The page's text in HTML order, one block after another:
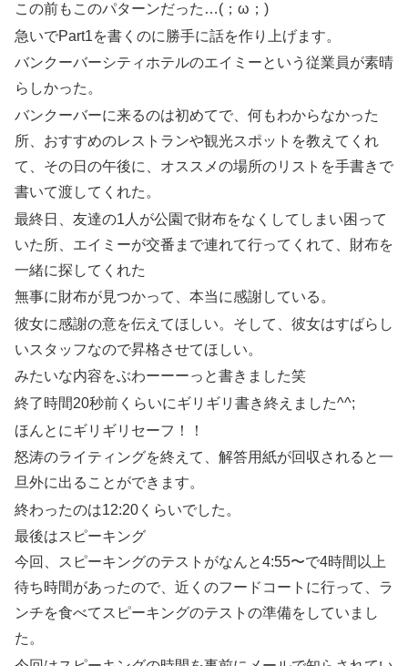
この前もこのパターンだった…(；ω；)
急いでPart1を書くのに勝手に話を作り上げます。
バンクーバーシティホテルのエイミーという従業員が素晴
らしかった。
バンクーバーに来るのは初めてで、何もわからなかった
所、おすすめのレストランや観光スポットを教えてくれ
て、その日の午後に、オススメの場所のリストを手書きで
書いて渡してくれた。
最終日、友達の1人が公園で財布をなくしてしまい困って
いた所、エイミーが交番まで連れて行ってくれて、財布を
一緒に探してくれた
無事に財布が見つかって、本当に感謝している。
彼女に感謝の意を伝えてほしい。そして、彼女はすばらし
いスタッフなので昇格させてほしい。
みたいな内容をぶわーーーっと書きました笑
終了時間20秒前くらいにギリギリ書き終えました^^;
ほんとにギリギリセーフ！！
怒涛のライティングを終えて、解答用紙が回収されると一
旦外に出ることができます。
終わったのは12:20くらいでした。
最後はスピーキング
今回、スピーキングのテストがなんと4:55〜で4時間以上
待ち時間があったので、近くのフードコートに行って、ラ
ンチを食べてスピーキングのテストの準備をしていまし
た。